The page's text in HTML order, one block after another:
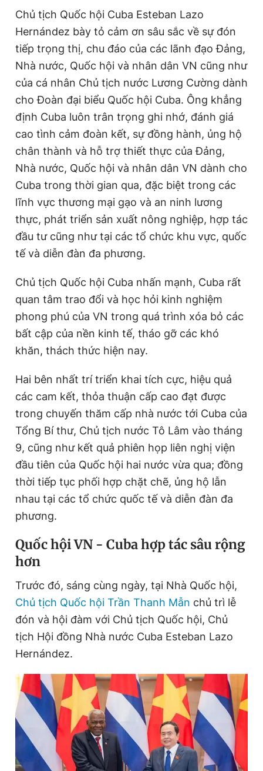
Chủ tịch Quốc hội Cuba Esteban Lazo
Hernández bày tỏ cảm ơn sâu sắc về sự đón
tiếp trọng thị, chu đáo của các lãnh đạo Đảng,
Nhà nước, Quốc hội và nhân dân VN cũng như
của cá nhân Chủ tịch nước Lương Cường dành
cho Đoàn đại biểu Quốc hội Cuba. Ông khẳng
định Cuba luôn trân trọng ghi nhớ, đánh giá
cao tình cảm đoàn kết, sự đồng hành, ủng hộ
chân thành và hỗ trợ thiết thực của Đảng,
Nhà nước, Quốc hội và nhân dân VN dành cho
Cuba trong thời gian qua, đặc biệt trong các
lĩnh vực thương mại gạo và an ninh lương
thực, phát triển sản xuất nông nghiệp, hợp tác
đầu tư cũng như tại các tổ chức khu vực, quốc
tế và diễn đàn đa phương.
Chủ tịch Quốc hội Cuba nhấn mạnh, Cuba rất
quan tâm trao đổi và học hỏi kinh nghiệm
phong phú của VN trong quá trình xóa bỏ các
bất cập của nền kinh tế, tháo gỡ các khó
khăn, thách thức hiện nay.
Hai bên nhất trí triển khai tích cực, hiệu quả
các cam kết, thỏa thuận cấp cao đạt được
trong chuyến thăm cấp nhà nước tới Cuba của
Tổng Bí thư, Chủ tịch nước Tô Lâm vào tháng
9, cũng như kết quả phiên họp liên nghị viện
đầu tiên của Quốc hội hai nước vừa qua; đồng
thời tiếp tục phối hợp chặt chẽ, ủng hộ lẫn
nhau tại các tổ chức quốc tế và diễn đàn đa
phương.
Quốc hội VN - Cuba hợp tác sâu rộng
hơn
Trước đó, sáng cùng ngày, tại Nhà Quốc hội,
Chủ tịch Quốc hội Trần Thanh Mẫn chủ trì lễ
đón và hội đàm với Chủ tịch Quốc hội, Chủ
tịch Hội đồng Nhà nước Cuba Esteban Lazo
Hernández.